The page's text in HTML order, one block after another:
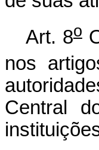
Art. 8o
nos
Central